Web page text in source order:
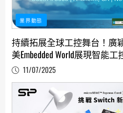
業界動態
持續拓展全球工控舞台！廣
美Embedded World展現智能
11/07/2025